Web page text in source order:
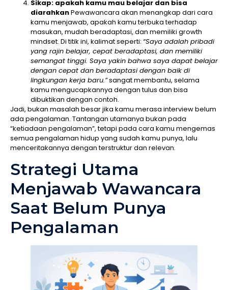
Sikap: apakah kamu mau belajar dan bisa
diarahkanPewawancara akan menangkap dari cara
kamu menjawab, apakah kamu terbuka terhadap
masukan, mudah beradaptasi, dan memiliki growth
mindset. Di titik ini, kalimat seperti: “Saya adalah pribadi
yang rajin belajar, cepat beradaptasi, dan memiliki
semangat tinggi. Saya yakin bahwa saya dapat belajar
dengan cepat dan beradaptasi dengan baik di
lingkungan kerja baru.”sangat membantu, selama
kamu mengucapkannya dengan tulus dan bisa
dibuktikan dengan contoh.
Jadi, bukan masalah besar jika kamu merasa interview belum
ada pengalaman. Tantangan utamanya bukan pada
“ketiadaan pengalaman”, tetapi pada cara kamu mengemas
semua pengalaman hidup yang sudah kamu punya, lalu
menceritakannya dengan terstruktur dan relevan.
Strategi Utama
Menjawab Wawancara
Saat Belum Punya
Pengalaman